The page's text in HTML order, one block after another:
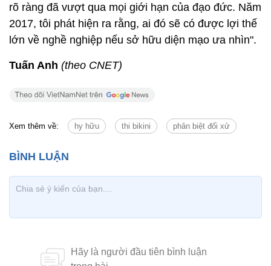
rõ ràng đã vượt qua mọi giới hạn của đạo đức. Năm
2017, tôi phát hiện ra rằng, ai đó sẽ có được lợi thế
lớn về nghề nghiệp nếu sở hữu diện mạo ưa nhìn".
Tuấn Anh (theo CNET)
Xem thêm về: hy hữu thi bikini phân biệt đối xử